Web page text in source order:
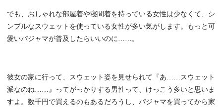
でも、おしゃれな部屋着や寝間着を持っている女性は少なくて、シ
ンプルなスウェットを使っている女性が多い気がします。もっと可
愛いパジャマが普及したらいいのに……。
彼女の家に行って、スウェット姿を見せられて『あ……スウェット
派なのね……』ってがっかりする男性って、けっこう多いと思いま
すよ。数千円で買えるのもあるだろうし、パジャマを買ってから家